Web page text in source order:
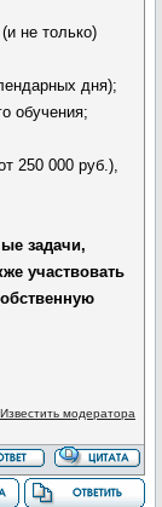
не только)
дня);
обучения;
250 000 руб.),
задачи,
участвовать
Известить модератора